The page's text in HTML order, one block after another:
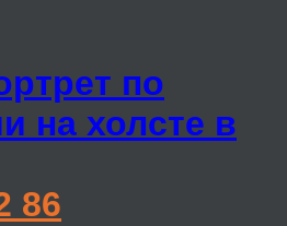
по
на холсте в
86